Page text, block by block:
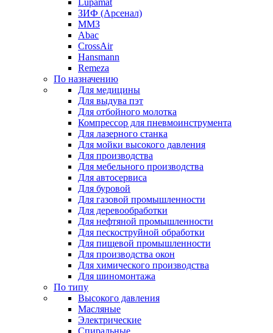
Lupamat
ЗИФ (Арсенал)
ММЗ
Abac
CrossAir
Hansmann
Remeza
По назначению
Для медицины
Для выдува пэт
Для отбойного молотка
Компрессор для пневмоинструмента
Для лазерного станка
Для мойки высокого давления
Для производства
Для мебельного производства
Для автосервиса
Для буровой
Для газовой промышленности
Для деревообработки
Для нефтяной промышленности
Для пескоструйной обработки
Для пищевой промышленности
Для производства окон
Для химического производства
Для шиномонтажа
По типу
Высокого давления
Масляные
Электрические
Спиральные